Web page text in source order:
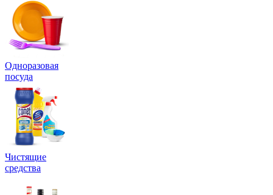
Одноразовая
посуда
Чистящие
средства